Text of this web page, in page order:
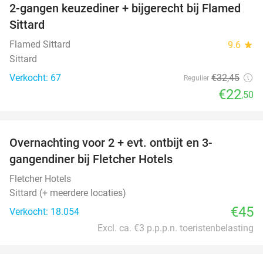
31%
2-gangen keuzediner + bijgerecht bij Flamed
Sittard
Flamed Sittard 9.6 star
Sittard
Verkocht: 67
Regulier €32,45
€22,50
Overnachting voor 2 + evt. ontbijt en 3-
gangendiner bij Fletcher Hotels
Fletcher Hotels
Sittard (+ meerdere locaties)
Verkocht: 18.054
€45
Excl. ca. €3 p.p.p.n. toeristenbelasting